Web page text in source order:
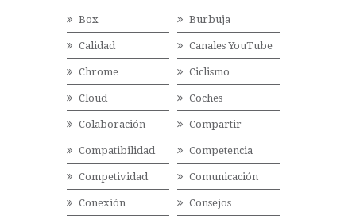
Box Burbuja
Calidad Canales YouTube
Chrome Ciclismo
Cloud Coches
Colaboración Compartir
Compatibilidad Competencia
Competividad Comunicación
Conexión Consejos